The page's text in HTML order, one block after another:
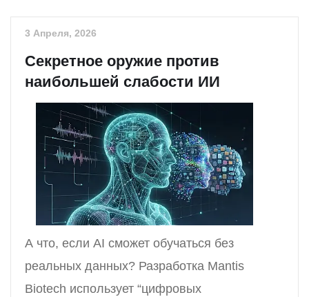
3 Апреля, 2026
Секретное оружие против
наибольшей слабости ИИ
А что, если АІ сможет обучаться без
реальных данных? Разработка Mantis
Biotech использует “цифровых